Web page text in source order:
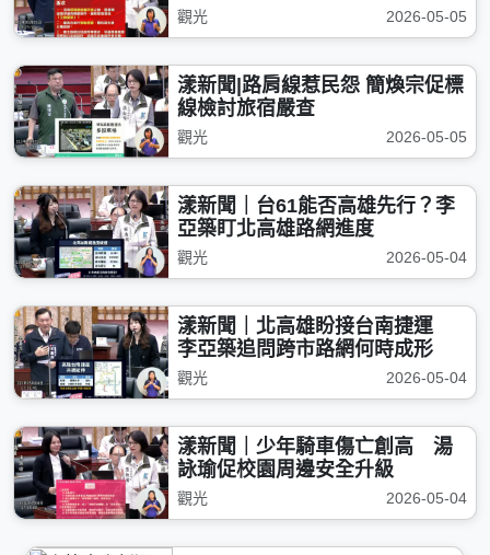
觀光 2026-05-05
漾新聞|路肩線惹民怨 簡煥宗促標
線檢討旅宿嚴查
觀光 2026-05-05
漾新聞｜台61能否高雄先行？李
亞築盯北高雄路網進度
觀光 2026-05-04
漾新聞｜北高雄盼接台南捷運
李亞築追問跨市路網何時成形
觀光 2026-05-04
漾新聞｜少年騎車傷亡創高 湯
詠瑜促校園周邊安全升級
觀光 2026-05-04